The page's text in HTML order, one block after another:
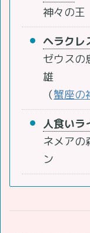
神々の王
ヘラクレ
ゼウスの
雄
（蟹座の
人食いラ
ネメアの
ン